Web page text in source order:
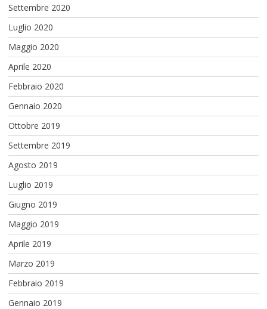
Settembre 2020
Luglio 2020
Maggio 2020
Aprile 2020
Febbraio 2020
Gennaio 2020
Ottobre 2019
Settembre 2019
Agosto 2019
Luglio 2019
Giugno 2019
Maggio 2019
Aprile 2019
Marzo 2019
Febbraio 2019
Gennaio 2019